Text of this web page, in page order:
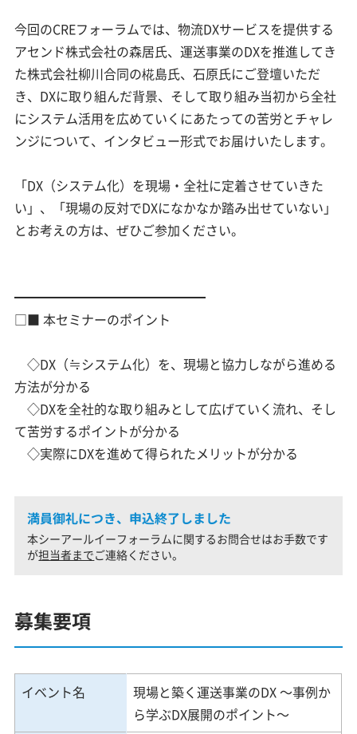
今回のCREフォーラムでは、物流DXサービスを提供する
アセンド株式会社の森居氏、運送事業のDXを推進してき
た株式会社柳川合同の椛島氏、石原氏にご登壇いただ
き、DXに取り組んだ背景、そして取り組み当初から全社
にシステム活用を広めていくにあたっての苦労とチャレ
ンジについて、インタビュー形式でお届けいたします。
「DX（システム化）を現場・全社に定着させていきた
い」、「現場の反対でDXになかなか踏み出せていない」
とお考えの方は、ぜひご参加ください。
━━━━━━━━━━━━━━━
□■ 本セミナーのポイント
◇DX（≒システム化）を、現場と協力しながら進める
方法が分かる
◇DXを全社的な取り組みとして広げていく流れ、そし
て苦労するポイントが分かる
◇実際にDXを進めて得られたメリットが分かる
満員御礼につき、申込終了しました
本シーアールイーフォーラムに関するお問合せはお手数です
が担当者までご連絡ください。
募集要項
イベント名
現場と築く運送事業のDX ～事例か
ら学ぶDX展開のポイント～